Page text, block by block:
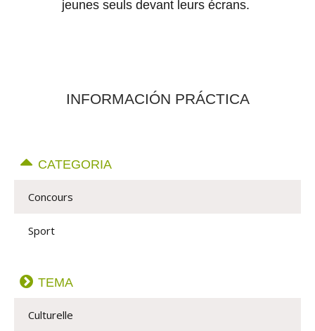
jeunes seuls devant leurs écrans.
INFORMACIÓN PRÁCTICA
CATEGORIA
Concours
Sport
TEMA
Culturelle